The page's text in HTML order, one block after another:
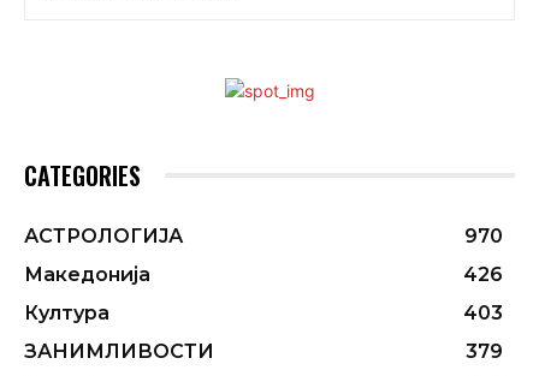
CATEGORIES
АСТРОЛОГИЈА
970
Македонија
426
Култура
403
ЗАНИМЛИВОСТИ
379